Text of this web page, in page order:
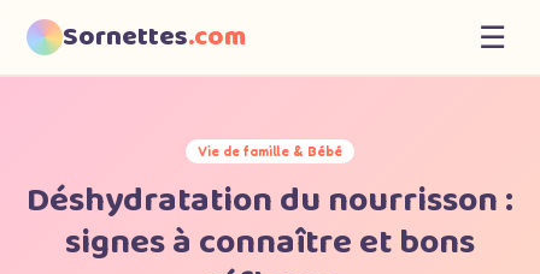
Sornettes.com ☰
Vie de famille & Bébé
Déshydratation du nourrisson :
signes à connaître et bons